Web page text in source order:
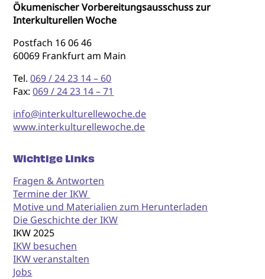
Ökumenischer Vorbereitungsausschuss zur
Interkulturellen Woche
Postfach 16 06 46
60069 Frankfurt am Main
Tel.069 / 24 23 14 – 60
Fax:069 / 24 23 14 – 71
info@interkulturellewoche.de
www.interkulturellewoche.de
Wichtige Links
Fragen & Antworten
Termine der IKW
Motive und Materialien zum Herunterladen
Die Geschichte der IKW
IKW 2025
IKW besuchen
IKW veranstalten
Jobs